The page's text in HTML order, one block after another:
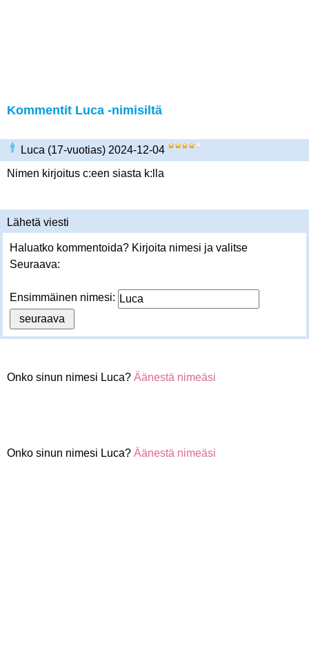
Kommentit Luca -nimisiltä
Luca (17-vuotias) 2024-12-04
Nimen kirjoitus c:een siasta k:lla
Lähetä viesti
Haluatko kommentoida? Kirjoita nimesi ja valitse
Seuraava:
Ensimmäinen nimesi:
Onko sinun nimesi Luca? Äänestä nimeäsi
Onko sinun nimesi Luca? Äänestä nimeäsi